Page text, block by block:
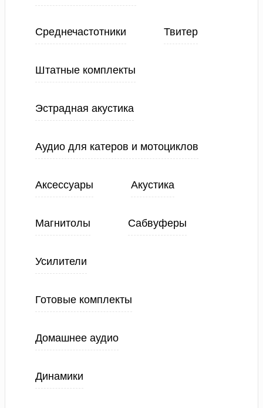
Среднечастотники Твитер
Штатные комплекты
Эстрадная акустика
Аудио для катеров и мотоциклов
Аксессуары Акустика
Магнитолы Сабвуферы
Усилители
Готовые комплекты
Домашнее аудио
Динамики